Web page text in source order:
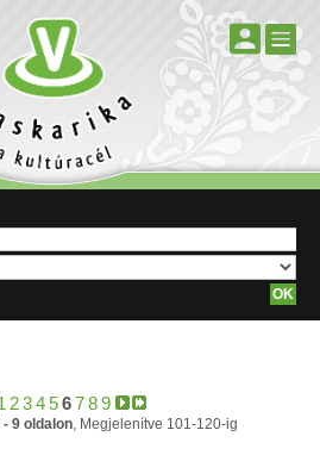
23456789
9 oldalon, Megjelenítve 101-120-ig